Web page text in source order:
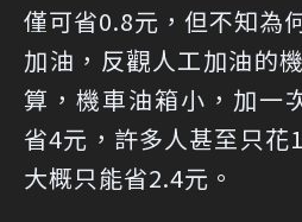
僅可省0.8元，但不知為
加油，反觀人工加油的
算，機車油箱小，加一
省4元，許多人甚至只花
大概只能省2.4元。